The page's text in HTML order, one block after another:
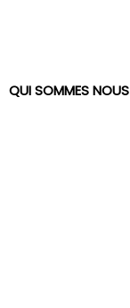
QUI SOMMES NOUS